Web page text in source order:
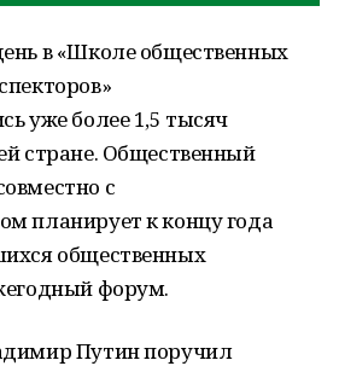
в «Школе общественных
уже более 1,5 тысяч
стране. Общественный
с
планирует к концу года
общественных
форум.
Путин поручил